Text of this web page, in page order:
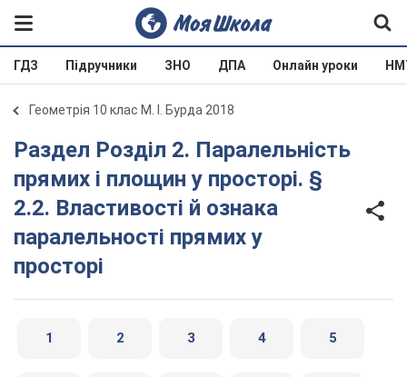
ГДЗ Підручники ЗНО ДПА Онлайн уроки
Геометрія 10 клас М. І. Бурда 2018
Раздел Розділ 2. Паралельність
прямих і площин у просторі. §
2.2. Властивості й ознака
паралельності прямих у
просторі
1 2 3 4 5